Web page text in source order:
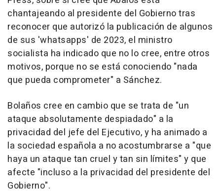
chantajeando al presidente del Gobierno tras
reconocer que autorizó la publicación de algunos
de sus 'whatsapps' de 2023, el ministro
socialista ha indicado que no lo cree, entre otros
motivos, porque no se está conociendo "nada
que pueda comprometer" a Sánchez.
Bolaños cree en cambio que se trata de "un
ataque absolutamente despiadado" a la
privacidad del jefe del Ejecutivo, y ha animado a
la sociedad española a no acostumbrarse a "que
haya un ataque tan cruel y tan sin límites" y que
afecte "incluso a la privacidad del presidente del
Gobierno".